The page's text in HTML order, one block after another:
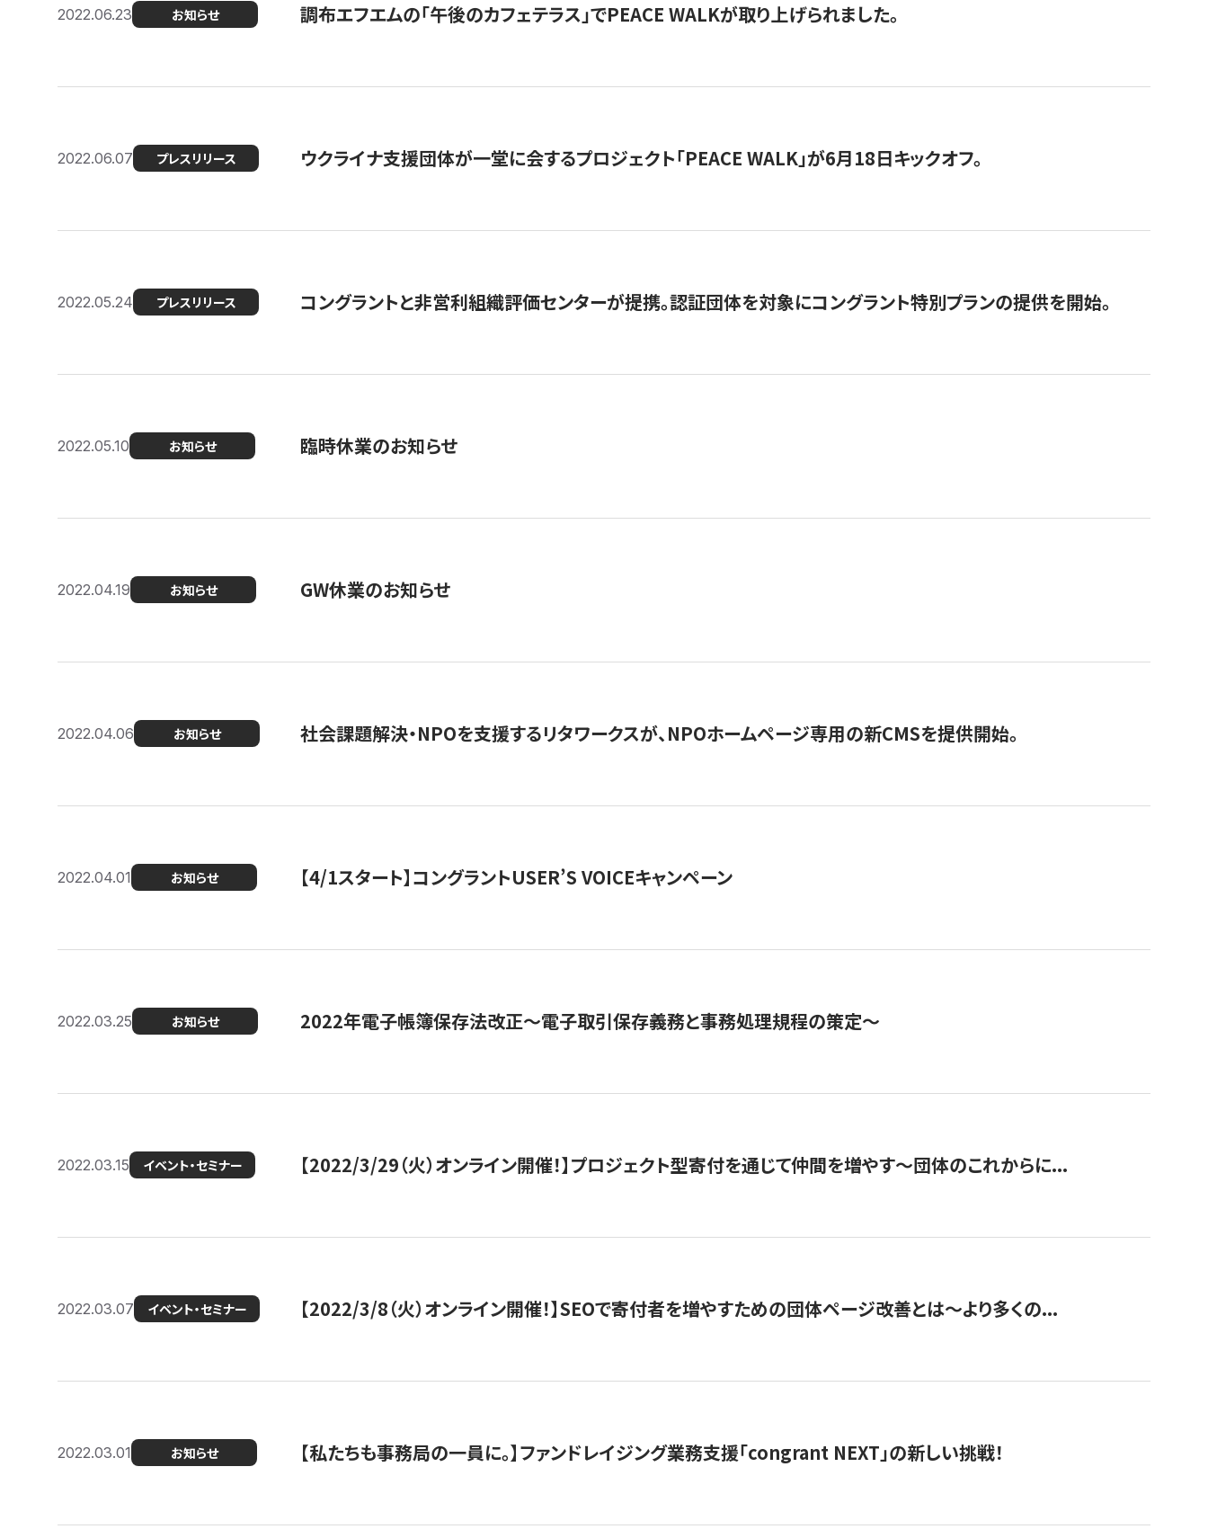
2022.06.23 お知らせ 調布エフエムの「午後のカフェテラス」でPEACE WALKが取り上げられました。
2022.06.07 プレスリリース ウクライナ支援団体が一堂に会するプロジェクト「PEACE WALK」が6月18日キックオフ。
2022.05.24 プレスリリース コングラントと非営利組織評価センターが提携。認証団体を対象にコングラント特別プランの提供を開始。
2022.05.10 お知らせ 臨時休業のお知らせ
2022.04.19 お知らせ GW休業のお知らせ
2022.04.06 お知らせ 社会課題解決・NPOを支援するリタワークスが、NPOホームページ専用の新CMSを提供開始。
2022.04.01 お知らせ 【4/1スタート】コングラントUSER’S VOICEキャンペーン
2022.03.25 お知らせ 2022年電子帳簿保存法改正～電子取引保存義務と事務処理規程の策定～
2022.03.15 イベント・セミナー 【2022/3/29（火）オンライン開催！】プロジェクト型寄付を通じて仲間を増やす～団体のこれからに...
2022.03.07 イベント・セミナー 【2022/3/8（火）オンライン開催！】SEOで寄付者を増やすための団体ページ改善とは～より多くの...
2022.03.01 お知らせ 【私たちも事務局の一員に。】ファンドレイジング業務支援「congrant NEXT」の新しい挑戦！